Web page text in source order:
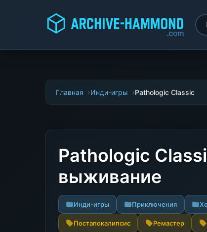
Главная Инди-игры Pathologic Classic
Pathologic
выживание
Инди-игры Приключения
Постапокалипсис Ремастер